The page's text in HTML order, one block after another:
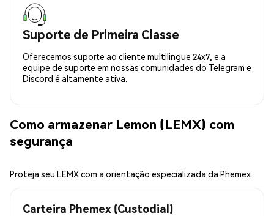
Suporte de Primeira Classe
Oferecemos suporte ao cliente multilingue 24x7, e a
equipe de suporte em nossas comunidades do Telegram e
Discord é altamente ativa.
Como armazenar Lemon (LEMX) com
segurança
Proteja seu LEMX com a orientação especializada da Phemex
Carteira Phemex (Custodial)